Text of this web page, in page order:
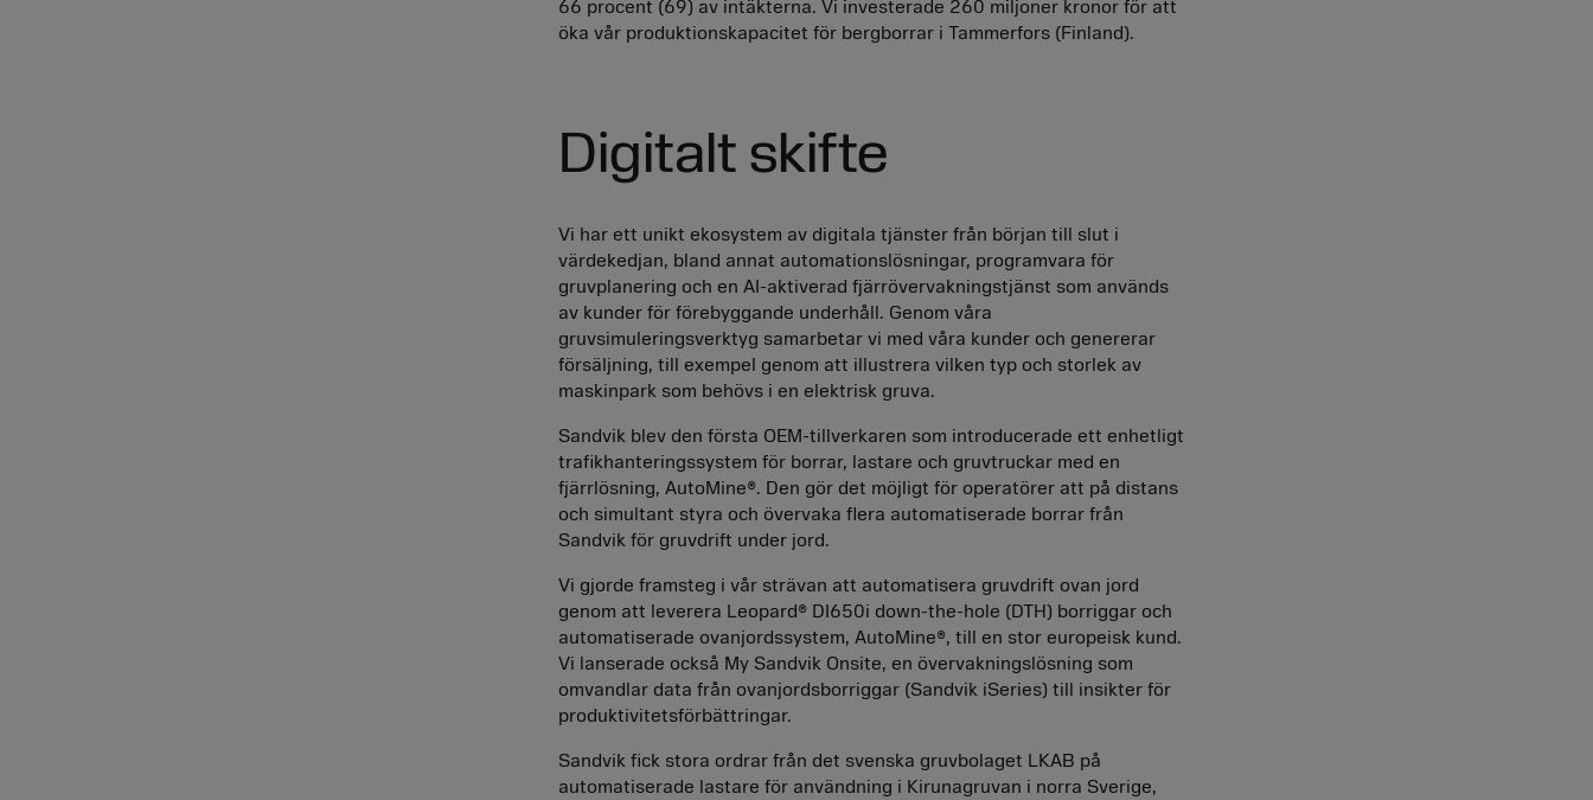
66 procent (69) av intäkterna. Vi investerade 260 miljoner kronor för att
öka vår produktionskapacitet för bergborrar i Tammerfors (Finland).
Digitalt skifte
Vi har ett unikt ekosystem av digitala tjänster från början till slut i
värdekedjan, bland annat automationslösningar, programvara för
gruvplanering och en AI-aktiverad fjärrövervakningstjänst som används
av kunder för förebyggande underhåll. Genom våra
gruvsimuleringsverktyg samarbetar vi med våra kunder och genererar
försäljning, till exempel genom att illustrera vilken typ och storlek av
maskinpark som behövs i en elektrisk gruva.
Sandvik blev den första OEM-tillverkaren som introducerade ett enhetligt
trafikhanteringssystem för borrar, lastare och gruvtruckar med en
fjärrlösning, AutoMine®. Den gör det möjligt för operatörer att på distans
och simultant styra och övervaka flera automatiserade borrar från
Sandvik för gruvdrift under jord.
Vi gjorde framsteg i vår strävan att automatisera gruvdrift ovan jord
genom att leverera Leopard® DI650i down-the-hole (DTH) borriggar och
automatiserade ovanjordssystem, AutoMine®, till en stor europeisk kund.
Vi lanserade också My Sandvik Onsite, en övervakningslösning som
omvandlar data från ovanjordsborriggar (Sandvik iSeries) till insikter för
produktivitetsförbättringar.
Sandvik fick stora ordrar från det svenska gruvbolaget LKAB på
automatiserade lastare för användning i Kirunagruvan i norra Sverige,